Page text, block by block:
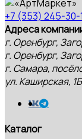
+7 (353) 245-30-
Адреса
г. Оренбург,
г. Оренбург,
г. Самара,
ул. Каширская, 1Б
Каталог